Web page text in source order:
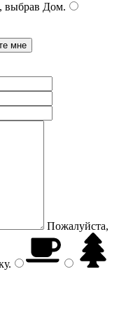
выбрав Дом.
Пожалуйста,
.